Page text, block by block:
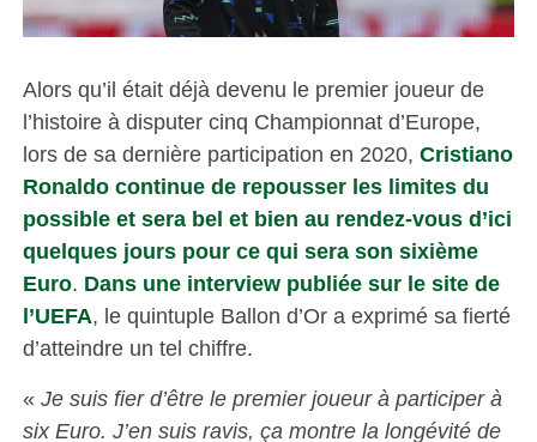
Alors qu’il était déjà devenu le premier joueur de
l’histoire à disputer cinq Championnat d’Europe,
lors de sa dernière participation en 2020, Cristiano
Ronaldo continue de repousser les limites du
possible et sera bel et bien au rendez-vous d’ici
quelques jours pour ce qui sera son sixième
Euro. Dans une interview publiée sur le site de
l’UEFA, le quintuple Ballon d’Or a exprimé sa fierté
d’atteindre un tel chiffre.
« Je suis fier d’être le premier joueur à participer à
six Euro. J’en suis ravis, ça montre la longévité de